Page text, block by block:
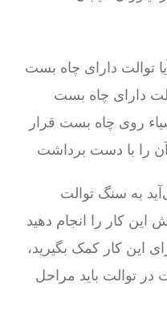
توالت دارای چاه بست
دارای چاه بست
روی چاه بست قرار
را با دست برداشت
به سنگ توالت
این کار را انجام دهید
این کار کمک بگیرید،
توالت باید مراحل